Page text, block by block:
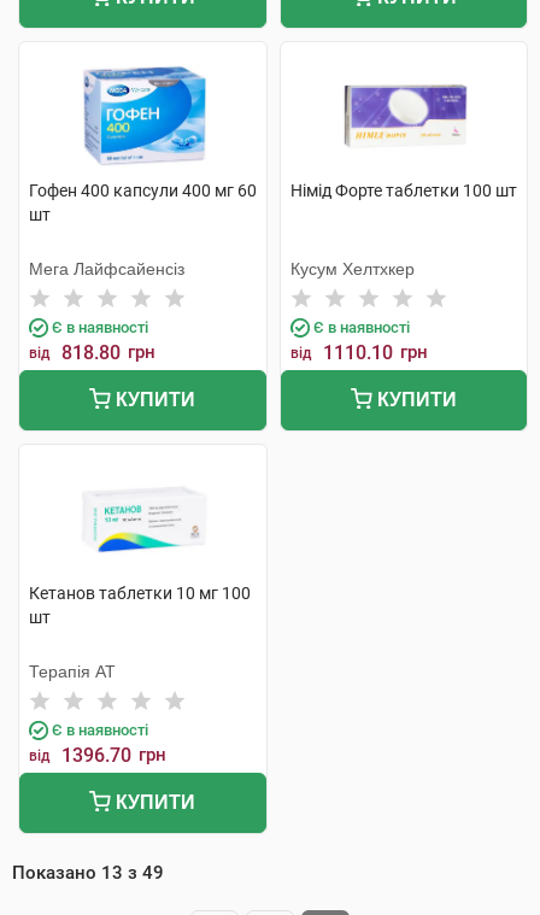
Гофен 400 капсули 400 мг 60
шт
Мега Лайфсайенсіз
Є в наявності
від 818.80 грн
КУПИТИ
Німід Форте таблетки 100 шт
Кусум Хелтхкер
Є в наявності
від 1110.10 грн
КУПИТИ
Кетанов таблетки 10 мг 100
шт
Терапія АТ
Є в наявності
від 1396.70 грн
КУПИТИ
Показано 13 з 49